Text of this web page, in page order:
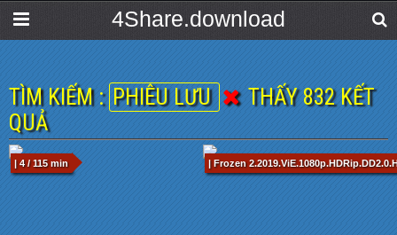
4Share.download
TÌM KIẾM : PHIÊU LƯU
THẤY 832 KẾT
QUẢ
| 4 / 115 min | Frozen